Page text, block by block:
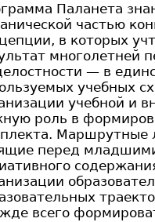
Паланета
частью
в которых
многолетней
— в
учебных
учебной и
роль в
Маршрутные
перед
всего